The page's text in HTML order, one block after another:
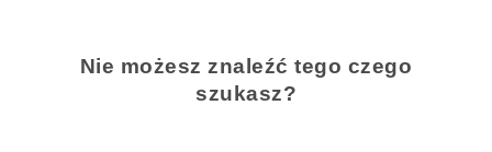
Nie możesz znaleźć tego czego
szukasz?